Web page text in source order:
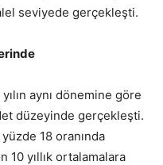
seviyede gerçekleşti.
aynı dönemine göre
düzeyinde gerçekleşti.
18 oranında
10 yıllık ortalamalara